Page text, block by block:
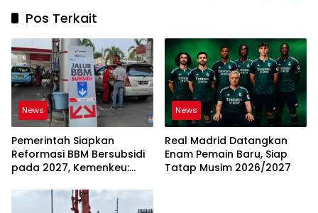
Pos Terkait
News
Pemerintah Siapkan
Reformasi BBM Bersubsidi
pada 2027, Kemenkeu:
dan Berkeadilan
News
Real Madrid Datangkan
Enam Pemain Baru, Siap
Tatap Musim 2026/2027